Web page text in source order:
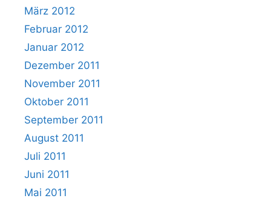
März 2012
Februar 2012
Januar 2012
Dezember 2011
November 2011
Oktober 2011
September 2011
August 2011
Juli 2011
Juni 2011
Mai 2011